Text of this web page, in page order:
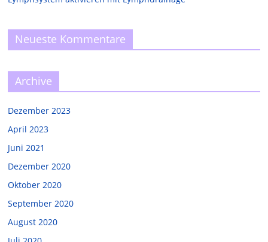
Neueste Kommentare
Archive
Dezember 2023
April 2023
Juni 2021
Dezember 2020
Oktober 2020
September 2020
August 2020